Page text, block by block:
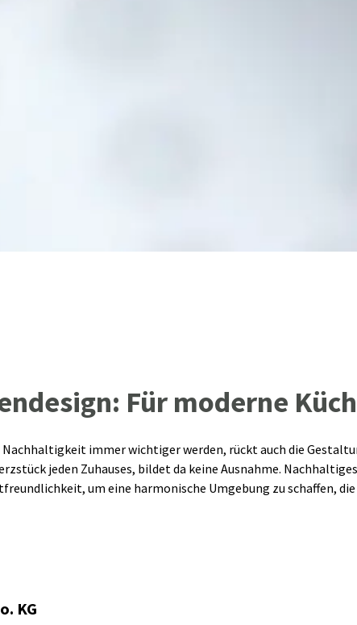
Für moderne
immer wichtiger werden, rückt auch die
jeden Zuhauses, bildet da keine Ausnahme.
um eine harmonische Umgebung zu schaffen,
KG